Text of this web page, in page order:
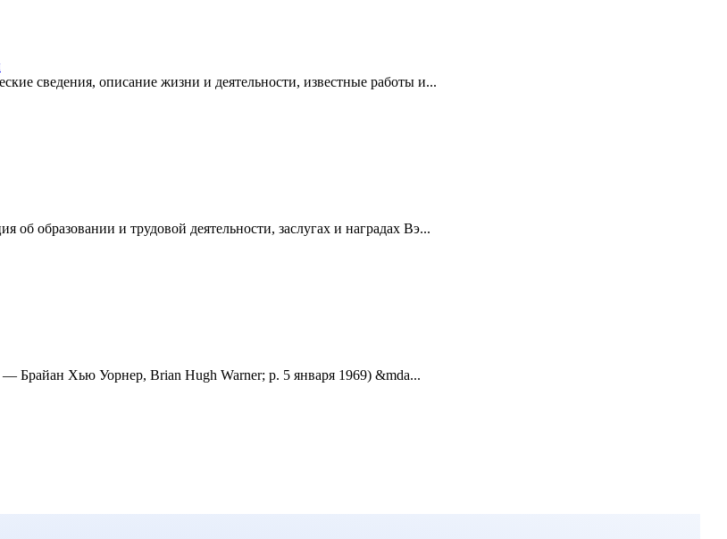
сведения, описание жизни и деятельности, известные работы и...
образовании и трудовой деятельности, заслугах и наградах Вэ...
Брайан Хью Уорнер, Brian Hugh Warner; р. 5 января 1969) &mda...